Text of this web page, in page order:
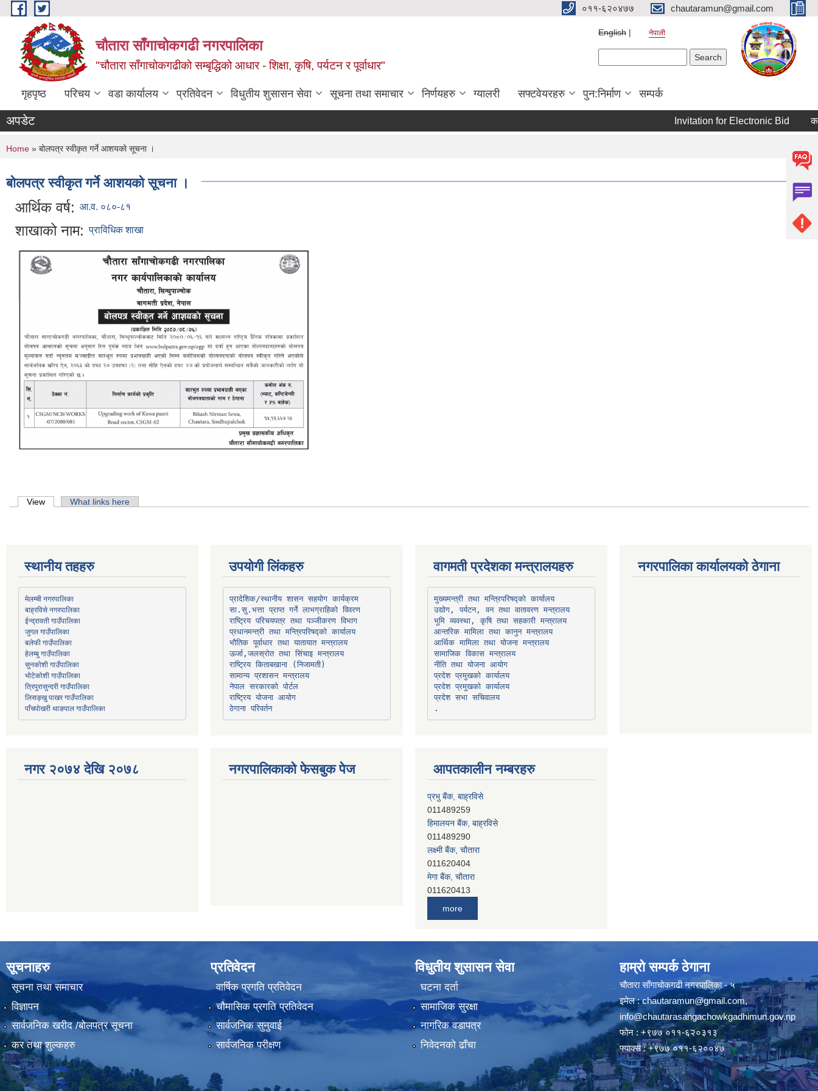
Skip to main content ०११-६२०४७७ chautaramun@gmail.com
चौतारा साँगाचोकगढी नगरपालिका
"चौतारा साँगाचोकगढीको सम्बृद्धिको आधार - शिक्षा, कृषि, पर्यटन र पूर्वाधार"
English नेपाली
गृहपृष्ठ परिचय वडा कार्यालय प्रतिवेदन विधुतीय शुसासन सेवा सूचना तथा समाचार निर्णयहरु ग्यालरी सफ्टवेयरहरु पुन:निर्माण सम्पर्क
अपडेट Invitation for Electronic Bid
You are here
Home » बोलपत्र स्वीकृत गर्ने आशयको सूचना ।
बोलपत्र स्वीकृत गर्ने आशयको सूचना ।
आर्थिक वर्ष: आ.व. ०८०-८१
शाखाको नाम: प्राविधिक शाखा
Primary tabs
View (active tab)What links here
स्थानीय तहहरु
मेलम्ची नगरपालिका
बाह्रविसे नगरपालिका
ईन्द्रावती गाउँपालिका
जुगल गाउँपालिका
बलेफी गाउँपालिका
हेलम्बु गाउँपालिका
सुनकोशी गाउँपालिका
भोटेकोशी गाउँपालिका
त्रिपुरासुन्दरी गाउँपालिका
लिसङ्खु पाखर गाउँपालिका
पाँचपोखरी थाङपाल गाउँपालिका
नगर २०७४ देखि २०७८
उपयोगी लिंकहरु
प्रादेशिक/स्थानीय शासन सहयोग कार्यक्रम
सा.सु.भत्ता प्राप्त गर्ने लाभग्राहिको विवरण
राष्ट्रिय परिचयपत्र तथा पञ्‍जीकरण विभाग
प्रधानमन्त्री तथा मन्त्रिपरिषद्को कार्यालय
भौतिक पूर्वाधार तथा यातायात मन्त्रालय
ऊर्जा,जलस्रोत तथा सिंचाइ मन्त्रालय
सामान्य प्रशासन मन्त्रालय
नेपाल सरकारको पोर्टल
राष्ट्रिय योजना आयोग
ठेगाना परिवर्तन
नगरपालिकाको फेसबुक पेज
वागमती प्रदेशका मन्त्रालयहरु
मुख्यमन्त्री तथा मन्त्रिपरिषद्को कार्यालय
उद्योग, पर्यटन, वन तथा वातावरण मन्त्रालय
भूमि व्यवस्था, कृषि तथा सहकारी मन्त्रालय
आन्तरिक मामिला तथा कानुन मन्त्रालय
आर्थिक मामिला तथा योजना मन्त्रालय
सामाजिक विकास मन्त्रालय
नीति तथा योजना आयोग
प्रदेश प्रमुखको कार्यालय
प्रदेश प्रमुखको कार्यालय
प्रदेश सभा सचिवालय
आपतकालीन नम्बरहरु
011489259
हिमालयन बैंक, बाह्रविसे
011489290
लक्ष्मी बैंक, चाैतारा
011620404
मेगा बैंक, चाैतारा
011620413
जनता बैंक, चाैतारा
011620406
देव विकास बैंक, बाह्रविसे
011403051
सिभिल बैंक, मेलम्ची
011401055
नेपाल क्रेडिट एण्ड कमर्स बैंक, चाैतारा
011620402
यति विकास बैंक, मांखा
011482150
more
नगरपालिका कार्यालयको ठेगाना
सूचनाहरु
सूचना तथा समाचार
विज्ञापन
सार्वजनिक खरीद /बोलपत्र सूचना
कर तथा शुल्कहरु
प्रतिवेदन
वार्षिक प्रगति प्रतिवेदन
चौमासिक प्रगति प्रतिवेदन
सार्वजनिक सुनुवाई
सार्वजनिक परीक्षण
विधुतीय शुसासन सेवा
घटना दर्ता
सामाजिक सुरक्षा
नागरिक वडापत्र
निवेदनको ढाँचा
हाम्रो सम्पर्क ठेगाना
चौतारा साँगाचोकगढी नगरपालिका - ५
इमेल :chautaramun@gmail.com,
info@chautarasangachowkgadhimun.gov.np
फोन : +९७७ ०११-६२०३१३
फ्याक्स : +९७७ ०११-६२००४७